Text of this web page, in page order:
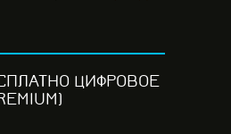
ЦИФРОВОЕ